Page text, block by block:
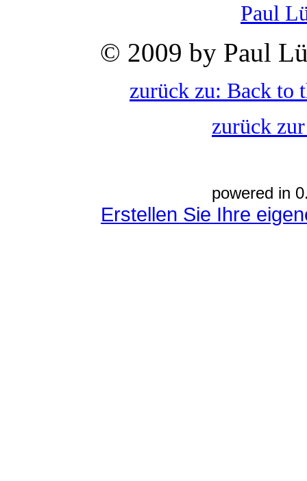
Paul
© 2009 by Paul
zurück zu: Back to
zurück
powered in
Erstellen Sie Ihre